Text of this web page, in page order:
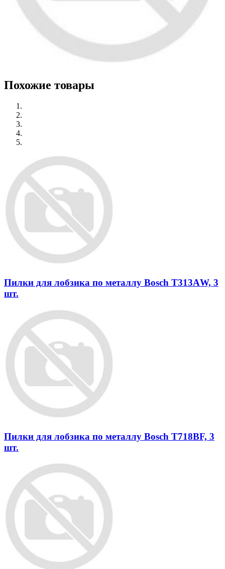
Похожие товары
Пилки для лобзика по металлу Bosch T313АW, 3
шт.
Пилки для лобзика по металлу Bosch T718BF, 3
шт.